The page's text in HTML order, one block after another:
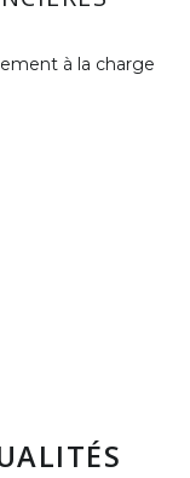
2.52 m²
à la charge